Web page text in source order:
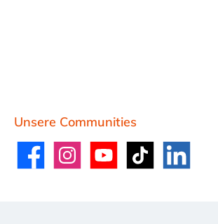
Unsere Communities
FacebookInstagramYouTube TikTok LinkedIn